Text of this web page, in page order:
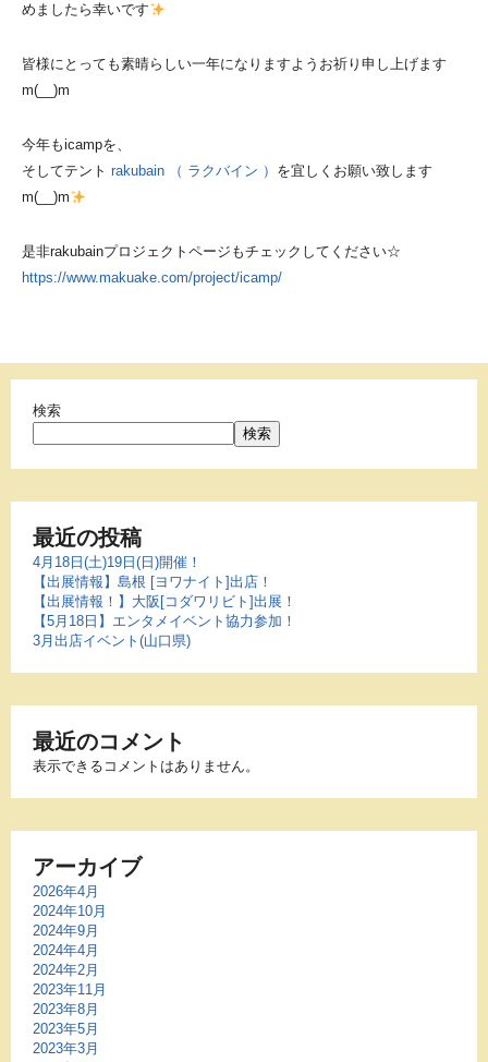
めましたら幸いです
皆様にとっても素晴らしい一年になりますようお祈り申し上げます
m(__)m
今年もicampを、
そしてテント rakubain （ ラクバイン ） を宜しくお願い致します
m(__)m
是非rakubainプロジェクトページもチェックしてください☆
https://www.makuake.com/project/icamp/
検索
検索
最近の投稿
4月18日(土)19日(日)開催！
【出展情報】島根 [ヨワナイト]出店！
【出展情報！】大阪[コダワリビト]出展！
【5月18日】エンタメイベント協力参加！
3月出店イベント(山口県)
最近のコメント
表示できるコメントはありません。
アーカイブ
2026年4月
2024年10月
2024年9月
2024年4月
2024年2月
2023年11月
2023年8月
2023年5月
2023年3月